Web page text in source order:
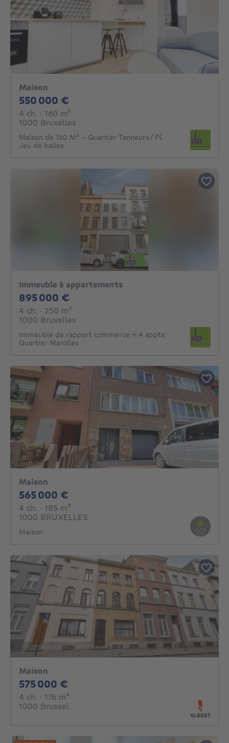
Maison
550 000 €
4 ch. 4 chambres
· 160 m²
1000 Bruxelles
Maison de 160 M² - Quartier Tanneurs/ Pl.
Jeu de balles
Immeuble à appartements
895 000 €
4 ch. 4 chambres
· 250 m²
1000 Bruxelles
Immeuble de rapport commerce + 4 appts:
Quartier Marolles
Maison
565 000 €
4 ch. 4 chambres
· 185 m²
1000 BRUXELLES
Maison
Maison
575 000 €
4 ch. 4 chambres
· 176 m²
1000 Brussel